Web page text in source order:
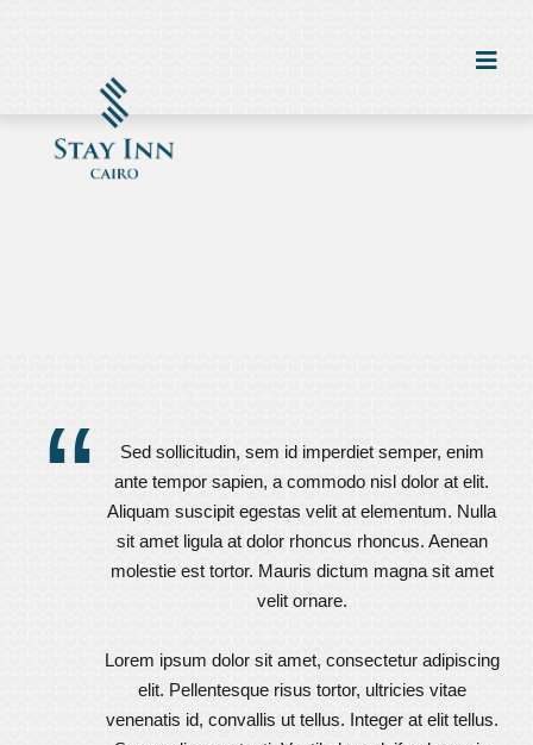
“
Sed sollicitudin, sem id imperdiet semper, enim
ante tempor sapien, a commodo nisl dolor at elit.
Aliquam suscipit egestas velit at elementum. Nulla
sit amet ligula at dolor rhoncus rhoncus. Aenean
molestie est tortor. Mauris dictum magna sit amet
velit ornare.
Lorem ipsum dolor sit amet, consectetur adipiscing
elit. Pellentesque risus tortor, ultricies vitae
venenatis id, convallis ut tellus. Integer at elit tellus.